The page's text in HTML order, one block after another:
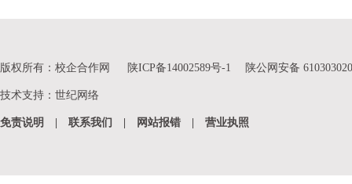
版权所有：校企合作网 陕ICP备14002589号-1 陕公网安备
技术支持 ： 世纪网络
免责说明 联系我们 网站报错 营业执照